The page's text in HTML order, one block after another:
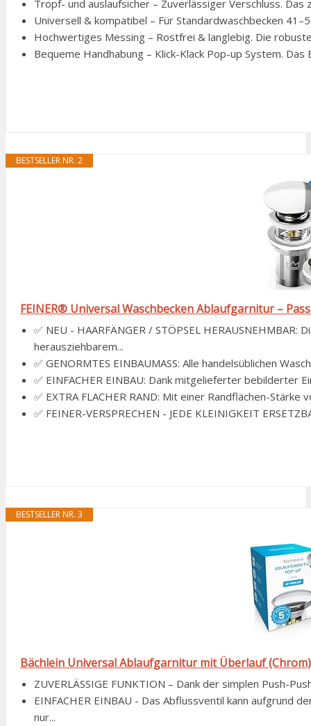
Tropf- und auslaufsicher – Zuverlässiger Verschluss. Das
Universell & kompatibel – Für Standardwaschbecken
Hochwertiges Messing – Rostfrei & langlebig. Die
Bequeme Handhabung – Klick-Klack Pop-up System.
BESTSELLER NR. 2
FEINER® Universal Waschbecken Ablaufgarnitur –
✅ NEU - HAARFÄNGER / STÖPSEL
herausziehbarem...
✅ GENORMTES EINBAUMASS: Alle handelsüblichen
✅ EINFACHER EINBAU: Dank mitgelieferter bebilderter
✅ EXTRA FLACHER RAND: Mit einer Randflächen-
✅ FEINER-VERSPRECHEN - JEDE KLEINIGKEIT
BESTSELLER NR. 3
Bächlein Universal Ablaufgarnitur mit Überlauf
ZUVERLÄSSIGE FUNKTION – Dank der simplen Push-
EINFACHER EINBAU - Das Abflussventil kann aufgrund
nur...